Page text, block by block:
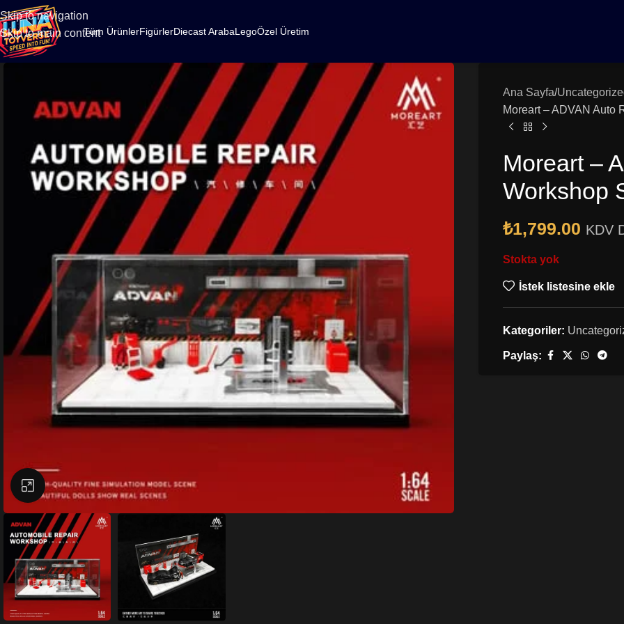
Skip to navigation
Skip to main contentTüm ÜrünlerFigürlerDiecast ArabaLegoÖzel Üretim
Büyütmek için tıklayın
Ana Sayfa
Moreart – ADVAN Auto
Moreart –
Workshop
₺1,799.00 KDV
Stokta yok
İstek listesine ekle
Kategoriler:
Paylaş: